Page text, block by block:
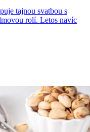
tajnou svatbou s
rolí. Letos navíc